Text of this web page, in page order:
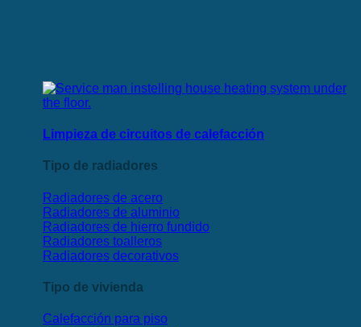
Limpieza de circuitos de calefacción
Tipo de radiadores
Radiadores de acero
Radiadores de aluminio
Radiadores de hierro fundido
Radiadores toalleros
Radiadores decorativos
Tipo de vivienda
Calefacción para piso